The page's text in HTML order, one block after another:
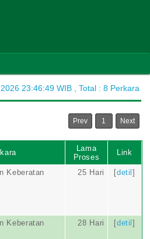
23:46:49 WIB , Total : 8 Perkara
Prev 1 Next
Lama
Proses
Link
Keberatan 25 Hari [detil]
Keberatan 28 Hari [detil]